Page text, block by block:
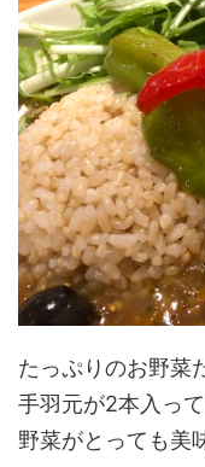
たっぷりのお野菜
手羽元が2本入っ
野菜がとっても美